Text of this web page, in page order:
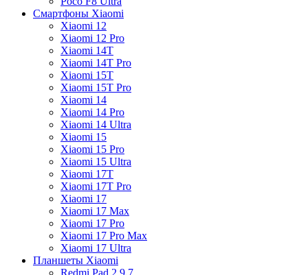
Смартфоны Xiaomi
Xiaomi 12
Xiaomi 12 Pro
Xiaomi 14T
Xiaomi 14T Pro
Xiaomi 15T
Xiaomi 15T Pro
Xiaomi 14
Xiaomi 14 Pro
Xiaomi 14 Ultra
Xiaomi 15
Xiaomi 15 Pro
Xiaomi 15 Ultra
Xiaomi 17T
Xiaomi 17T Pro
Xiaomi 17
Xiaomi 17 Max
Xiaomi 17 Pro
Xiaomi 17 Pro Max
Xiaomi 17 Ultra
Планшеты Xiaomi
Redmi Pad 2 9.7